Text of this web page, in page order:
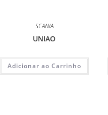
SCANIA
UNIAO
Adicionar ao Carrinho